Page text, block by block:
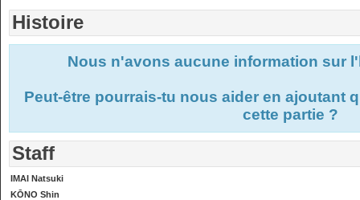
Histoire
Nous n'avons aucune information sur
Peut-être pourrais-tu nous aider en ajoutant
cette partie ?
Staff
IMAI Natsuki
KŌNO Shin